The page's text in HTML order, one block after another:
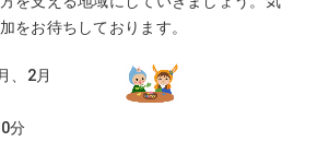
をお待ちしております。
、2月
分